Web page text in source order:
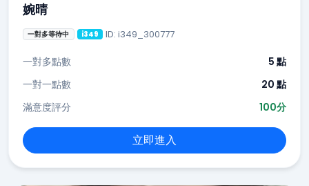
婉晴
一對多等待中 i349 ID: i349_300777
一對多點數
5 點
一對一點數
20 點
滿意度評分
100分
立即進入